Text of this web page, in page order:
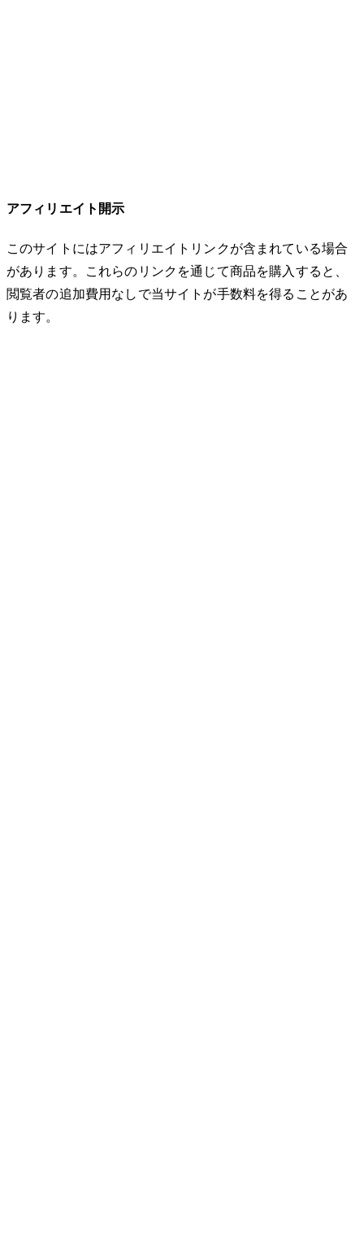
アフィリエイト開示
このサイトにはアフィリエイトリンクが含まれている場合
があります。これらのリンクを通じて商品を購入すると、
閲覧者の追加費用なしで当サイトが手数料を得ることがあ
ります。